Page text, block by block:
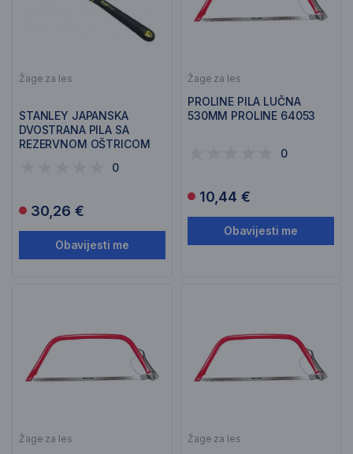
Žage za les
STANLEY JAPANSKA
DVOSTRANA PILA SA
REZERVNOM OŠTRICOM
0
30,26 €
Obavijesti me
Žage za les
PROLINE PILA LUČNA
530MM PROLINE 64053
0
10,44 €
Obavijesti me
Žage za les Žage za les